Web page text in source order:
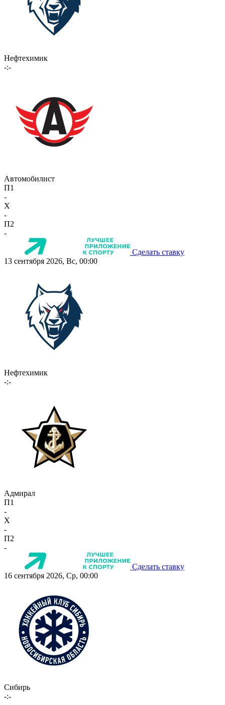
Нефтехимик
-:-
Автомобилист
П1
-
X
-
П2
-
Сделать ставку
13 сентября 2026, Вс, 00:00
Нефтехимик
-:-
Адмирал
П1
-
X
-
П2
-
Сделать ставку
16 сентября 2026, Ср, 00:00
Сибирь
-:-